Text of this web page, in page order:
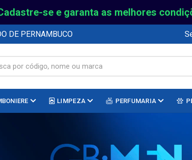
se e garanta as melhores
DE PERNAMBUCO
LIMPEZA PERFUMARIA